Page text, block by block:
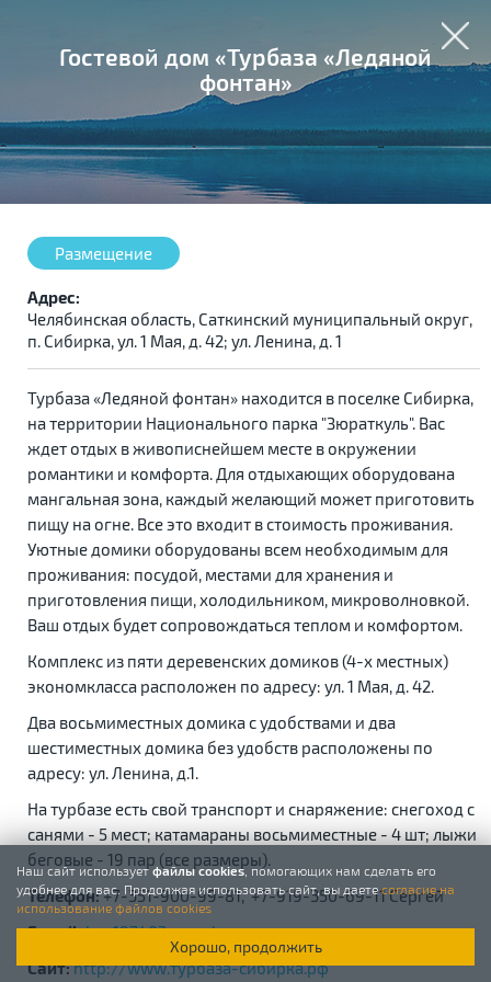
Гостевой дом «Турбаза «Ледяной
фонтан»
Размещение
Адрес:
Челябинская область, Саткинский муниципальный округ,
п. Сибирка, ул. 1 Мая, д. 42; ул. Ленина, д. 1
Турбаза «Ледяной фонтан» находится в поселке Сибирка,
на территории Национального парка "Зюраткуль". Вас
ждет отдых в живописнейшем месте в окружении
романтики и комфорта. Для отдыхающих оборудована
мангальная зона, каждый желающий может приготовить
пищу на огне. Все это входит в стоимость проживания.
Уютные домики оборудованы всем необходимым для
проживания: посудой, местами для хранения и
приготовления пищи, холодильником, микроволновкой.
Ваш отдых будет сопровождаться теплом и комфортом.
Комплекс из пяти деревенских домиков (4-х местных)
экономкласса расположен по адресу: ул. 1 Мая, д. 42.
Два восьмиместных домика с удобствами и два
шестиместных домика без удобств расположены по
адресу: ул. Ленина, д.1.
На турбазе есть свой транспорт и снаряжение: снегоход с
санями - 5 мест; катамараны восьмиместные - 4 шт; лыжи
беговые - 19 пар (все размеры).
Телефон:+7-351-900-99-81, +7-919-350-69-11 Сергей
E-mail:kan197403@yandex.ru
Сайт:http://www.турбаза-сибирка.рф
Наш сайт используетфайлы cookies, помогающих нам сделать его
удобнее для вас. Продолжая использовать сайт, вы даетесогласие на
использование файлов cookies
Хорошо, продолжить